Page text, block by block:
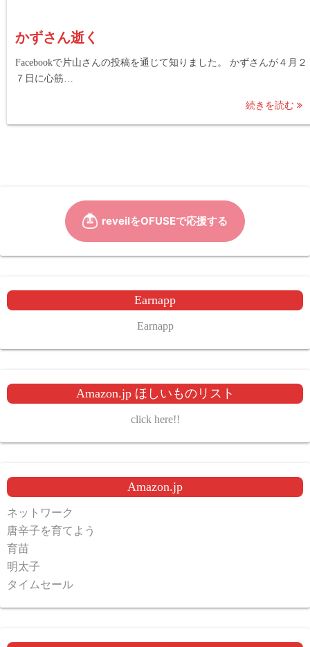
かずさん逝く
Facebookで片山さんの投稿を通じて知りました。 かずさんが４月２
７日に心筋…
続きを読む
Earnapp
Earnapp
Amazon.jp ほしいものリスト
click here!!
Amazon.jp
ネットワーク
唐辛子を育てよう
育苗
明太子
タイムセール